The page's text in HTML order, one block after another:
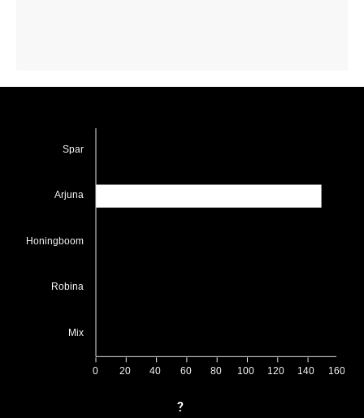
Spar
Arjuna
Honingboom
Robina
Mix
160
140
120
100
80
60
40
20
0
?